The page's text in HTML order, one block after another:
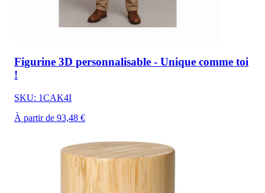
Figurine 3D personnalisable - Unique comme toi
!
SKU: 1CAK4I
À partir de 93,48 €